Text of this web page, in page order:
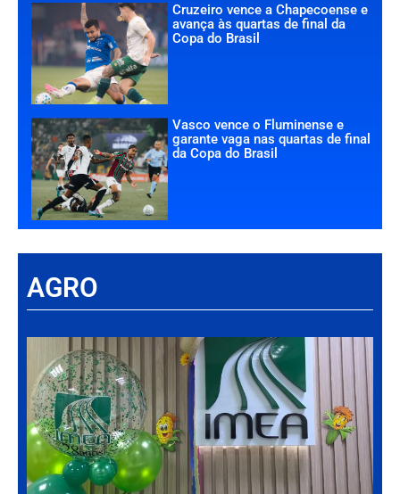
Cruzeiro vence a Chapecoense e
avança às quartas de final da
Copa do Brasil
Vasco vence o Fluminense e
garante vaga nas quartas de final
da Copa do Brasil
AGRO